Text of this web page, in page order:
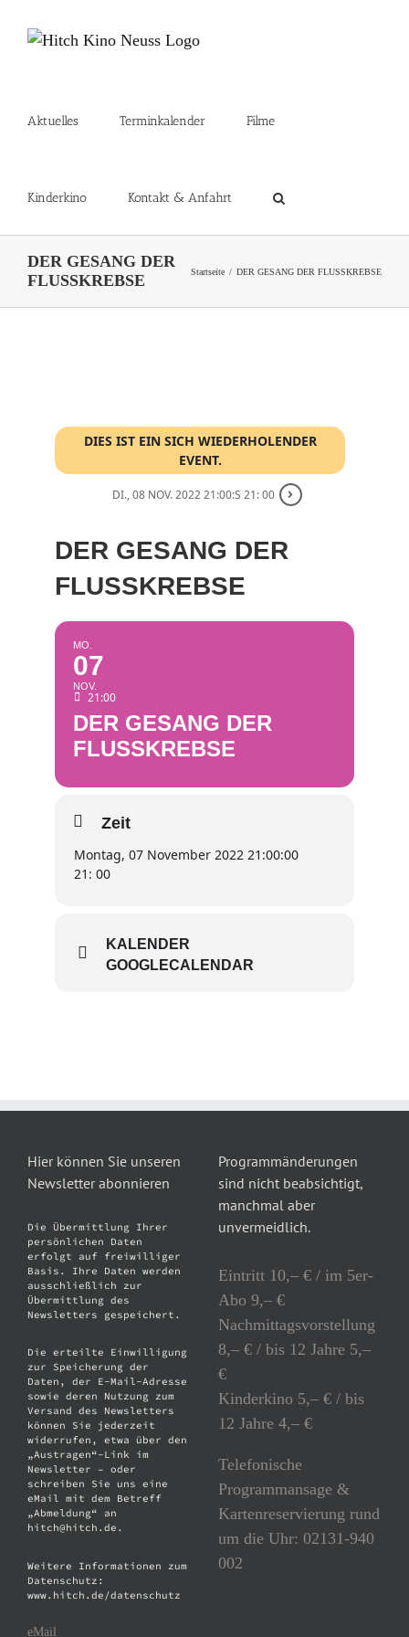
Inhalt
Aktuelles Terminkalender Filme
Kinderkino Kontakt & Anfahrt
DER GESANG DER
FLUSSKREBSE
Startseite DER GESANG DER FLUSSKREBSE
DIES IST EIN SICH WIEDERHOLENDER
EVENT.
DI., 08 NOV. 2022 21:00:S 21: 00
DER GESANG DER
FLUSSKREBSE
MO.
07
NOV.
21:00
DER GESANG DER
FLUSSKREBSE
Zeit
Montag, 07 November 2022 21:00:00
21: 00
KALENDER
GOOGLECALENDAR
Hier können Sie unseren
Newsletter abonnieren
Die Übermittlung Ihrer
persönlichen Daten
erfolgt auf freiwilliger
Basis. Ihre Daten werden
ausschließlich zur
Übermittlung des
Newsletters gespeichert.
Die erteilte Einwilligung
zur Speicherung der
Daten, der E-Mail-Adresse
sowie deren Nutzung zum
Versand des Newsletters
können Sie jederzeit
widerrufen, etwa über den
„Austragen“-Link im
Newsletter – oder
schreiben Sie uns eine
eMail mit dem Betreff
„Abmeldung“ an
hitch@hitch.de.
Weitere Informationen zum
Datenschutz:
www.hitch.de/datenschutz
eMail
Programmänderungen
sind nicht beabsichtigt,
manchmal aber
unvermeidlich.
Eintritt 10,– € / im 5er-
Abo 9,– €
Nachmittagsvorstellung
8,– € / bis 12 Jahre 5,–
€
Kinderkino 5,– € / bis
12 Jahre 4,– €
Telefonische
Programmansage &
Kartenreservierung rund
um die Uhr: 02131-940
002